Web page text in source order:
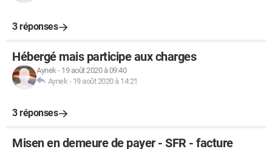
3 réponses
Hébergé mais participe aux charges
Aynek- 19 août 2020 à 09:40
Aynek - 19 août 2020 à 14:21
3 réponses
Misen en demeure de payer - SFR - facture